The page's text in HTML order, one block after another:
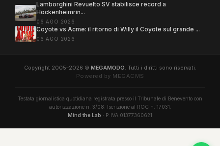
Lamborghini Revuelto SV stabilisce record a
Hockenheimrin...
06 AGO 2026
Coyote vs Acme: il ritorno di Willy il Coyote sul grande ...
06 AGO 2026
Copyright 2005–2026 © MEGAMODO. Tutti i diritti sono riservati.
Powered by MEGACMS
Testata giornalistica quotidiana registrata presso il Tribunale di Benevento con
autorizzazione n. 3/08. Iscrizione al ROC n. 17031.
Mind the Lab · P.IVA 01377360621